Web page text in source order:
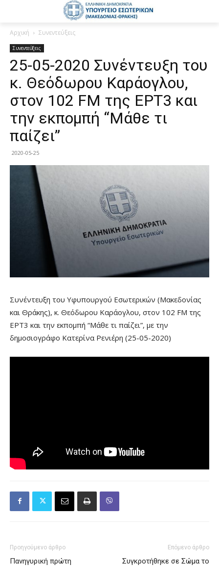
Αρχική Συνεντεύξεις
Συνεντεύξεις
25-05-2020 Συνέντευξη του
κ. Θεόδωρου Καράογλου,
στον 102 FM της ΕΡΤ3 και
την εκπομπή “Μάθε τι
παίζει”
2020-05-25
Συνέντευξη του Υφυπουργού Εσωτερικών (Μακεδονίας
και Θράκης), κ. Θεόδωρου Καράογλου, στον 102 FM της
ΕΡΤ3 και την εκπομπή “Μάθε τι παίζει”, με την
δημοσιογράφο Κατερίνα Ρενιέρη (25-05-2020)
Προηγούμενο άρθρο
Πανηγυρική πρώτη
Επόμενο άρθρο
Συγκροτήθηκε σε Σώμα το